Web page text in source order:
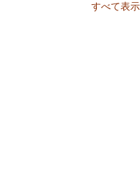
すべて表示